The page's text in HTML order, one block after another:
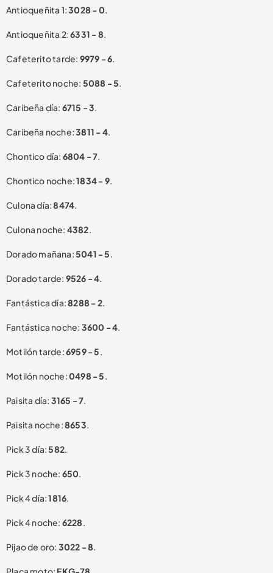
Antioqueñita 1:3028 - 0.
Antioqueñita 2:6331 - 8.
Cafeterito tarde: 9979 - 6.
Cafeterito noche: 5088 - 5.
Caribeña día: 6715 - 3.
Caribeña noche:3811 - 4.
Chontico día: 6804 - 7.
Chontico noche:1834 - 9.
Culona día:8474.
Culona noche: 4382.
Dorado mañana:5041 - 5.
Dorado tarde: 9526 - 4.
Fantástica día:8288 - 2.
Fantástica noche: 3600 - 4.
Motilón tarde:6959 - 5.
Motilón noche:0498 - 5.
Paisita día: 3165 - 7.
Paisita noche:8653.
Pick 3 día:582.
Pick 3 noche: 650.
Pick 4 día:1816.
Pick 4 noche: 6228.
Pijao de oro: 3022 - 8.